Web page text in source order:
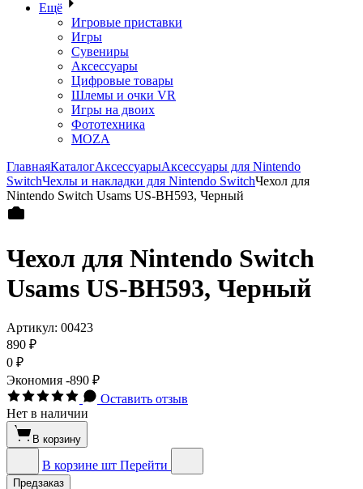
Ещё
Игровые приставки
Игры
Сувениры
Аксессуары
Цифровые товары
Шлемы и очки VR
Игры на двоих
Фототехника
MOZA
ГлавнаяКаталогАксессуарыАксессуары для Nintendo
SwitchЧехлы и накладки для Nintendo SwitchЧехол для
Nintendo Switch Usams US-BH593, Черный
Чехол для Nintendo Switch
Usams US-BH593, Черный
Артикул: 00423
890 ₽
0 ₽
Экономия -890 ₽
Оставить отзыв
Нет в наличии
В корзину
В корзине шт Перейти
Предзаказ